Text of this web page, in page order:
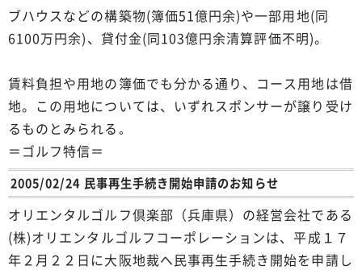
ブハウスなどの構築物(簿価51億円余)や一部用地(同
6100万円余)、貸付金(同103億円余清算評価不明)。
賃料負担や用地の簿価でも分かる通り、コース用地は借
地。この用地については、いずれスポンサーが譲り受け
るものとみられる｡
＝ゴルフ特信＝
2005/02/24 民事再生手続き開始申請のお知らせ
オリエンタルゴルフ倶楽部（兵庫県）の経営会社である
(株)オリエンタルゴルフコーポレーションは、平成１７
年２月２２日に大阪地裁へ民事再生手続き開始を申請し